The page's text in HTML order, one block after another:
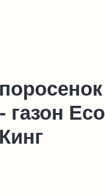
газон Eco